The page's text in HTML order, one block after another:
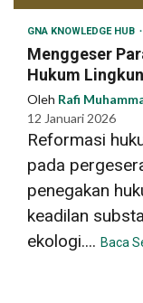
GNA KNOWLEDGE HUB
Menggeser
Hukum
Oleh Rafi
12 Januari 2026
Reformasi
pada
penegakan
keadilan
ekologi.... Baca